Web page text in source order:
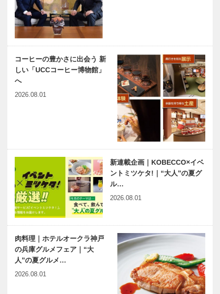
大切にした
い」 ヘアメ
イクアップ…
神戸マツダ加
古川店グラン
ドオープン
コーヒーの豊かさに出会う 新
しい「UCCコーヒー博物館」
へ
2026.08.01
新連載企画｜KOBECCO×イベ
ントミツケタ!｜“大人”の夏グ
ル…
2026.08.01
肉料理｜ホテルオークラ神戸
の兵庫グルメフェア｜“大
人”の夏グルメ…
2026.08.01